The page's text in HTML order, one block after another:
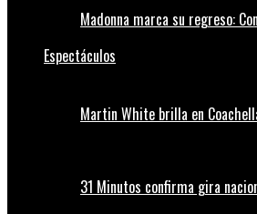
Madonna marca su regreso:
Espectáculos
Martin White brilla en
31 Minutos confirma gira